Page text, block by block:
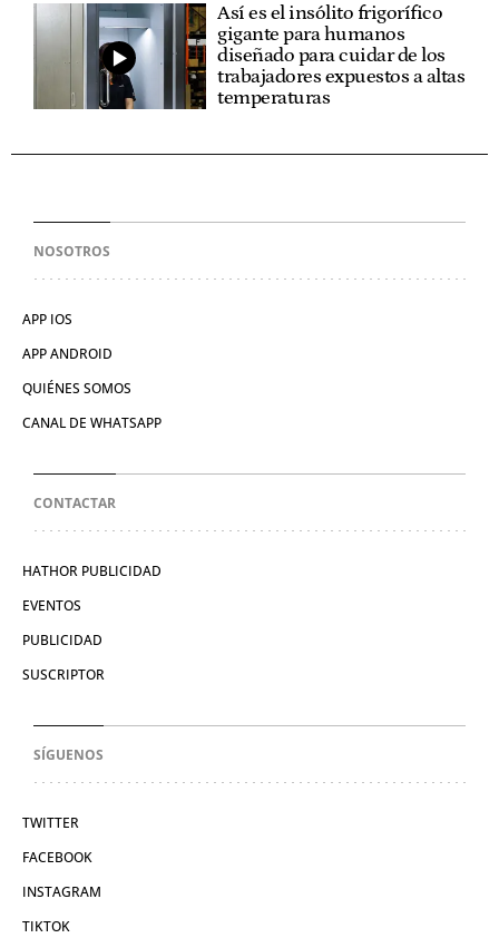
Así es el insólito frigorífico
gigante para humanos
diseñado para cuidar de los
trabajadores expuestos a altas
temperaturas
NOSOTROS
APP IOS
APP ANDROID
QUIÉNES SOMOS
CANAL DE WHATSAPP
CONTACTAR
HATHOR PUBLICIDAD
EVENTOS
PUBLICIDAD
SUSCRIPTOR
SÍGUENOS
TWITTER
FACEBOOK
INSTAGRAM
TIKTOK